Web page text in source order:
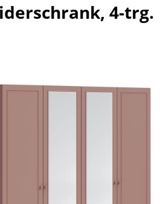
4-trg.